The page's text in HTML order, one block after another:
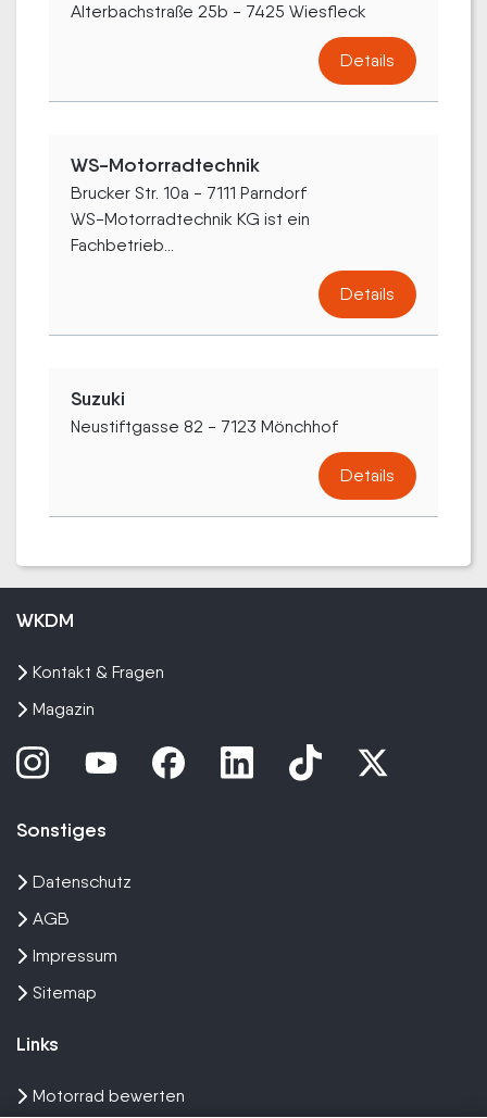
Alterbachstraße 25b - 7425 Wiesfleck
Details
WS-Motorradtechnik
Brucker Str. 10a - 7111 Parndorf
WS-Motorradtechnik KG ist ein
Fachbetrieb...
Details
Suzuki
Neustiftgasse 82 - 7123 Mönchhof
Details
WKDM
Kontakt & Fragen
Magazin
Sonstiges
Datenschutz
AGB
Impressum
Sitemap
Links
Motorrad bewerten